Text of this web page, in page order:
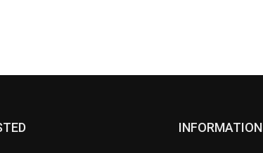
INFORMATION